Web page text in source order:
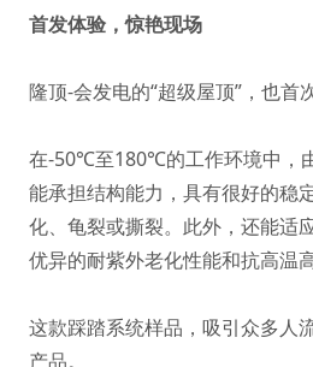
首发体验，惊艳现场
隆顶-会发电的“超级屋顶”，也首
在-50℃至180℃的工作环境中，
能承担结构能力，具有很好的稳
化、龟裂或撕裂。此外，还能适
优异的耐紫外老化性能和抗高温
这款踩踏系统样品，吸引众多人
产品。